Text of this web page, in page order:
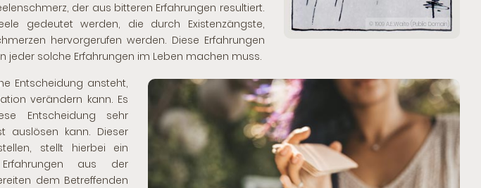
© 1909 A.E.Waite (Public Domain)
der aus bitteren Erfahrungen resultiert.
gedeutet werden, die durch Existenzängste,
hervorgerufen werden. Diese Erfahrungen
jeder solche Erfahrungen im Leben machen muss.
Entscheidung ansteht,
verändern kann. Es
Entscheidung sehr
auslösen kann. Dieser
stellt hierbei ein
aus der
dem Betreffenden